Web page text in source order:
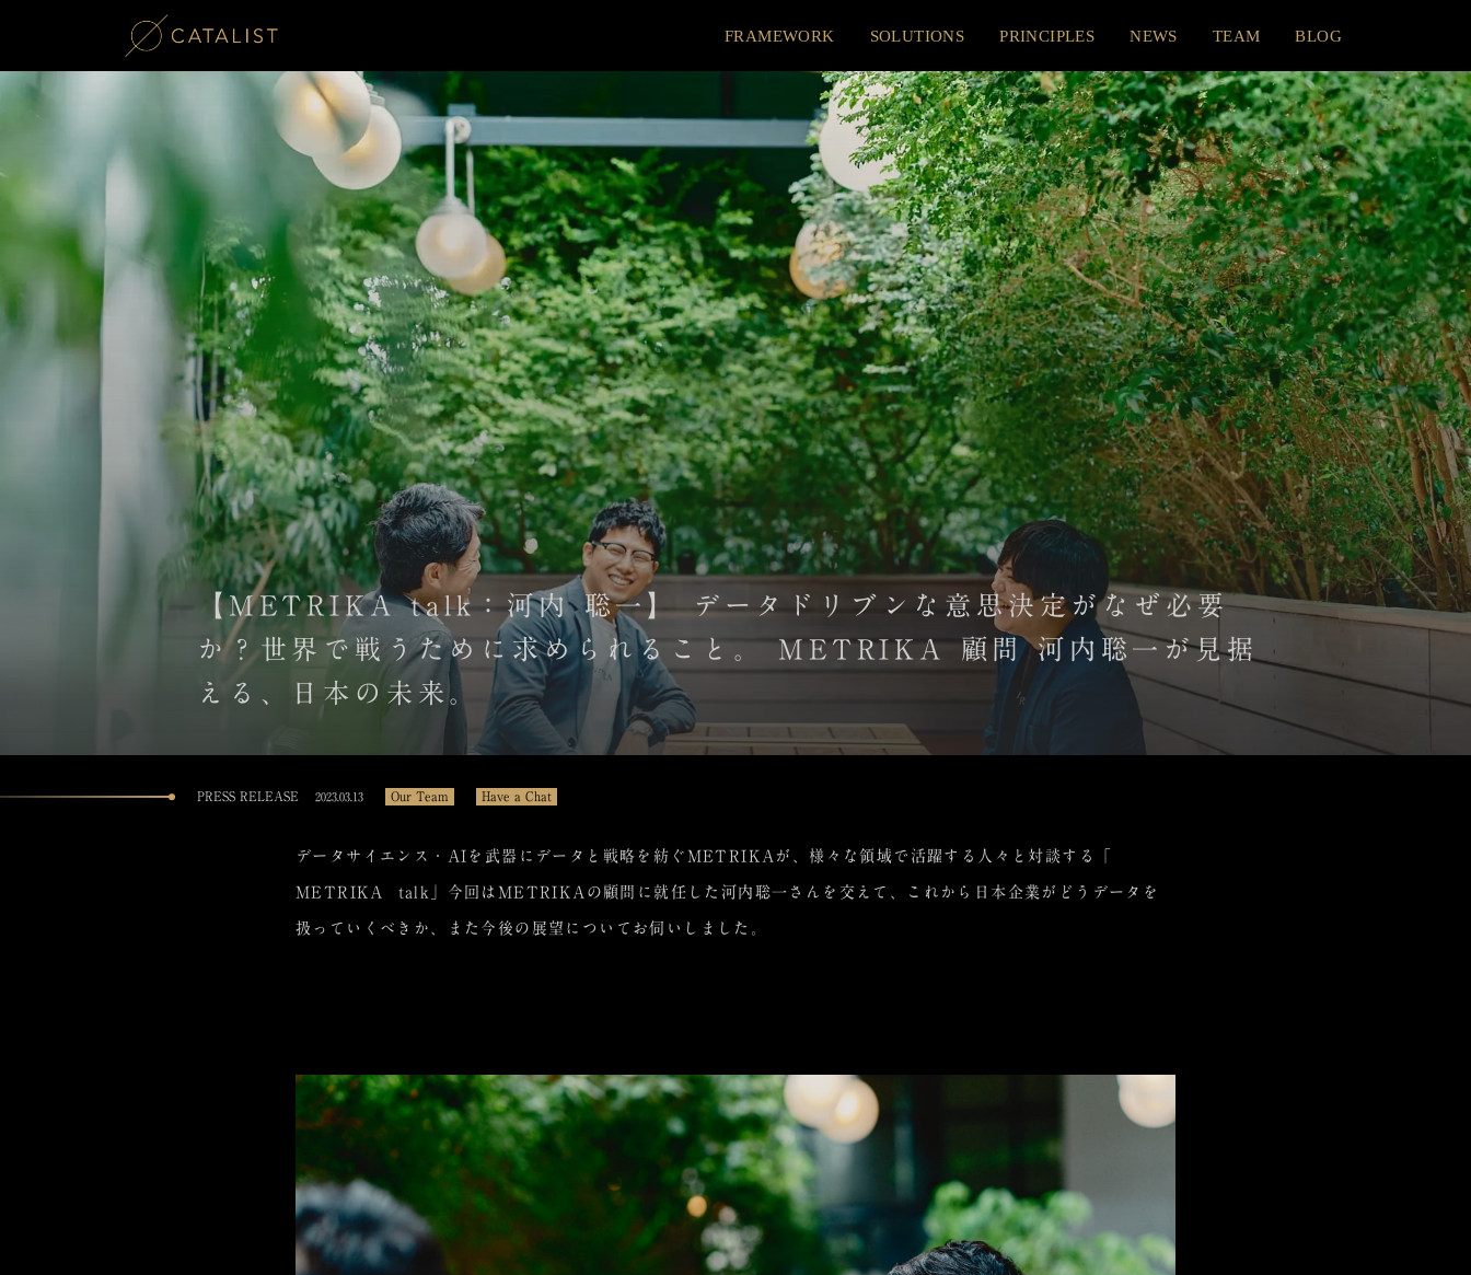
FRAMEWORK SOLUTIONS PRINCIPLES NEWS TEAM BLOG
【METRIKA talk：河内 聡一】 データドリブンな意思決定がなぜ必要
か？世界で戦うために求められること。 METRIKA 顧問 河内聡一が見据
える、日本の未来。
PRESS RELEASE 2023.03.13 Our Team Have a Chat
データサイエンス・AIを武器にデータと戦略を紡ぐMETRIKAが、様々な領域で活躍する人々と対談する「
METRIKA talk」今回はMETRIKAの顧問に就任した河内聡一さんを交えて、これから日本企業がどうデータを
扱っていくべきか、また今後の展望についてお伺いしました。